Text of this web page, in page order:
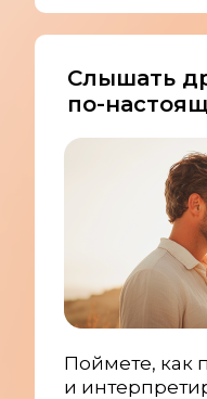
Слышать
по-
Поймете, как
и